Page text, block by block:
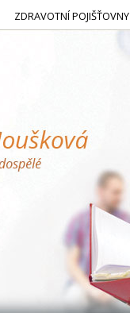
ZDRAVOTNÍ POJIŠŤOVNY